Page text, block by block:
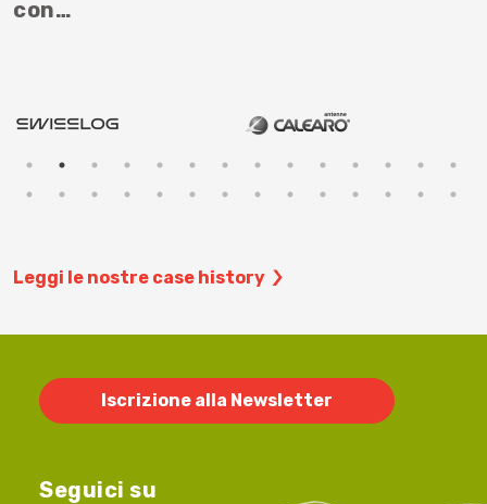
con…
Leggi le nostre case history
Iscrizione alla Newsletter
Seguici su